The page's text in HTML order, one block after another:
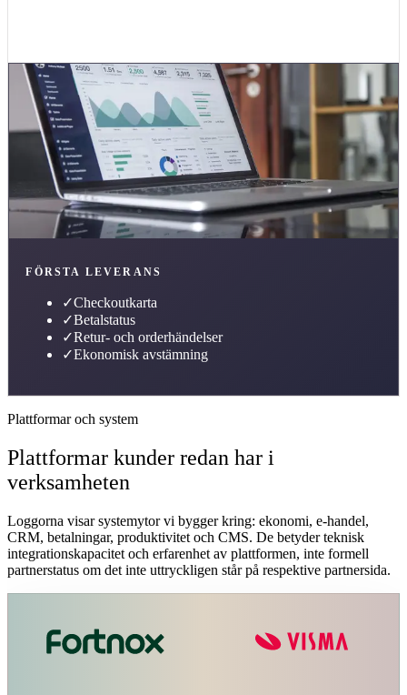
FÖRSTA LEVERANS
✓Checkoutkarta
✓Betalstatus
✓Retur- och orderhändelser
✓Ekonomisk avstämning
Plattformar och system
Plattformar kunder redan har i
verksamheten
Loggorna visar systemytor vi bygger kring: ekonomi, e-handel,
CRM, betalningar, produktivitet och CMS. De betyder teknisk
integrationskapacitet och erfarenhet av plattformen, inte formell
partnerstatus om det inte uttryckligen står på respektive partnersida.